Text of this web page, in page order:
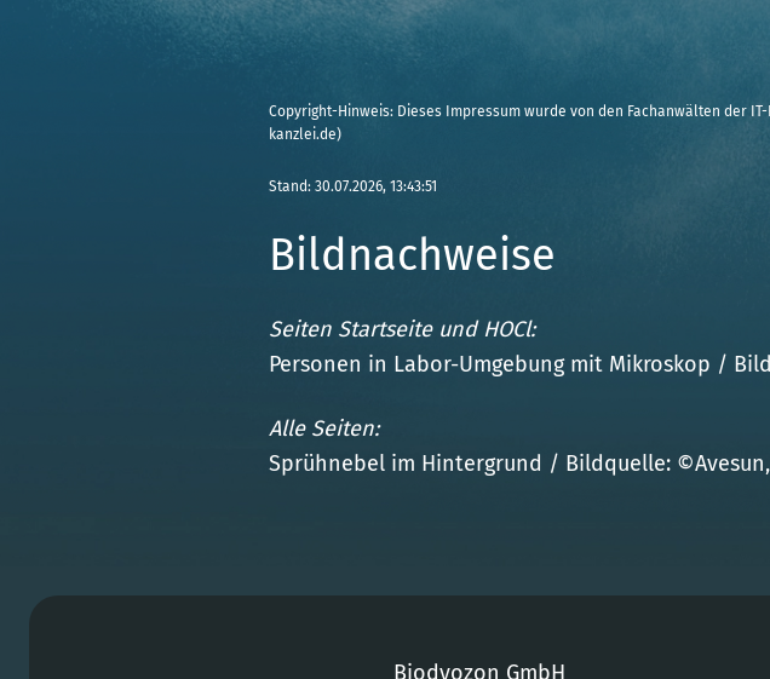
Copyright-Hinweis: Dieses Impressum wurde von den Fachanwälten der
kanzlei.de)
Stand: 30.07.2026, 13:43:51
Bildnachweise
Seiten Startseite und HOCl:
Personen in Labor-Umgebung mit Mikroskop /
Alle Seiten:
Sprühnebel im Hintergrund / Bildquelle:
Biodyozon GmbH